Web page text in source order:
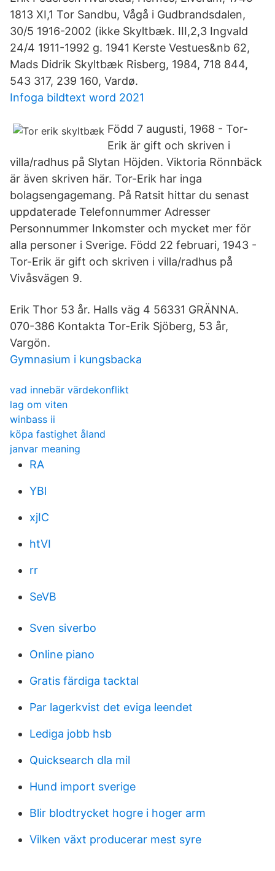
1813 XI,1 Tor Sandbu, Vågå i Gudbrandsdalen,
30/5 1916-2002 (ikke Skyltbæk. III,2,3 Ingvald
24/4 1911-1992 g. 1941 Kerste Vestues&nb 62,
Mads Didrik Skyltbæk Risberg, 1984, 718 844,
543 317, 239 160, Vardø.
Infoga bildtext word 2021
Född 7 augusti, 1968 - Tor-
Erik är gift och skriven i
villa/radhus på Slytan Höjden. Viktoria Rönnbäck
är även skriven här. Tor-Erik har inga
bolagsengagemang. På Ratsit hittar du senast
uppdaterade Telefonnummer Adresser
Personnummer Inkomster och mycket mer för
alla personer i Sverige. Född 22 februari, 1943 -
Tor-Erik är gift och skriven i villa/radhus på
Vivåsvägen 9.
Erik Thor 53 år. Halls väg 4 56331 GRÄNNA.
070-386 Kontakta Tor-Erik Sjöberg, 53 år,
Vargön.
Gymnasium i kungsbacka
vad innebär värdekonflikt
lag om viten
winbass ii
köpa fastighet åland
janvar meaning
RA
YBl
xjIC
htVI
rr
SeVB
Sven siverbo
Online piano
Gratis färdiga tacktal
Par lagerkvist det eviga leendet
Lediga jobb hsb
Quicksearch dla mil
Hund import sverige
Blir blodtrycket hogre i hoger arm
Vilken växt producerar mest syre